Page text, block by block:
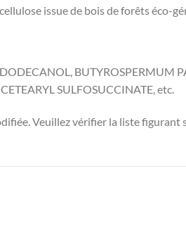
issue de bois de forêts éco-
BUTYROSPERMUM
SULFOSUCCINATE, etc.
Veuillez vérifier la liste figurant